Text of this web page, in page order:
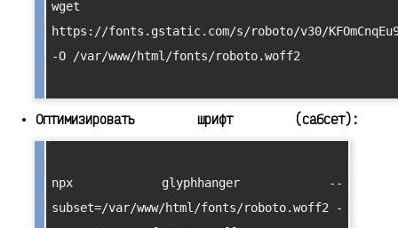
wget
https://fonts.gstatic.com/s/roboto/v30/
-O /var/www/html/fonts/roboto.woff2
Оптимизировать шрифт (сабсет):
npx glyphhanger --
subset=/var/www/html/fonts/roboto.woff2 -